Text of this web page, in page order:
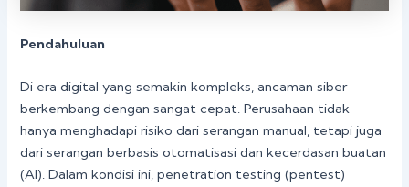
Pendahuluan
Di era digital yang semakin kompleks, ancaman siber
berkembang dengan sangat cepat. Perusahaan tidak
hanya menghadapi risiko dari serangan manual, tetapi juga
dari serangan berbasis otomatisasi dan kecerdasan buatan
(AI). Dalam kondisi ini, penetration testing (pentest)